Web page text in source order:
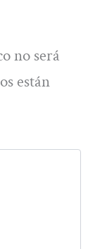
no será
están